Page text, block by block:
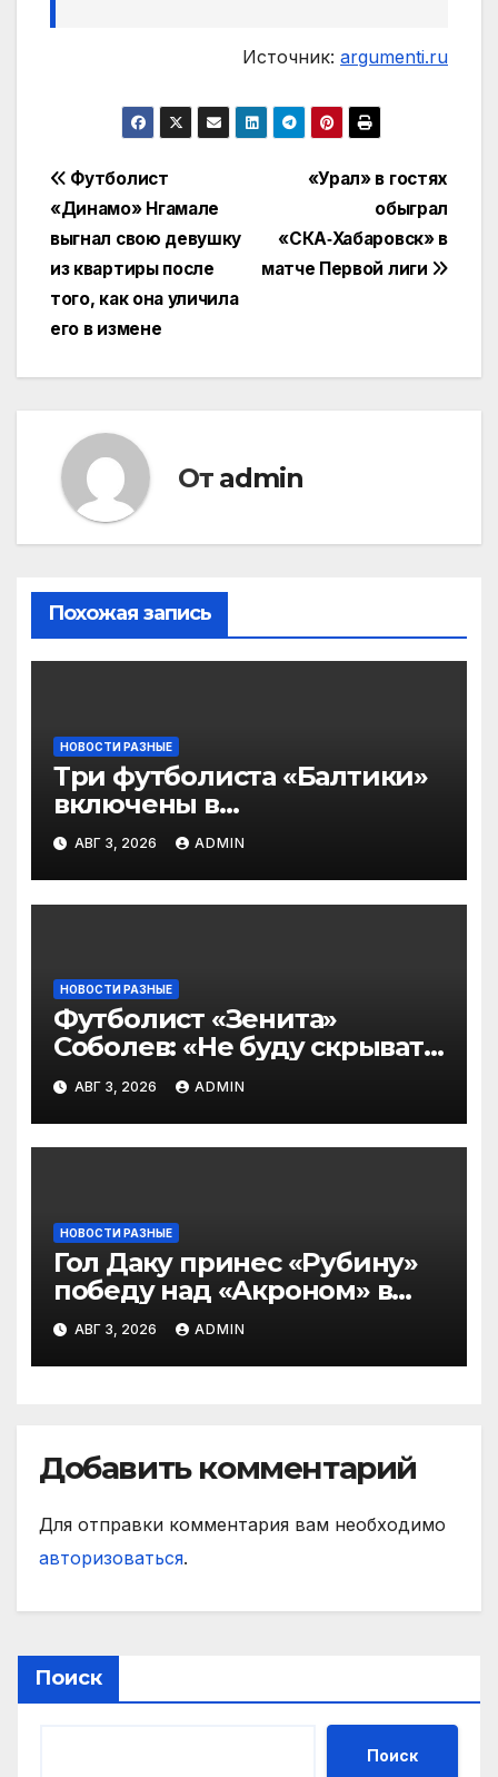
Источник: argumenti.ru
Навигация
по
записям
«Урал» в гостях
обыграл
«СКА‑Хабаровск» в
матче Первой лиги
Футболист
«Динамо» Нгамале
выгнал свою девушку
из квартиры после
того, как она уличила
его в измене
От admin
Похожая запись
НОВОСТИ РАЗНЫЕ
Три футболиста «Балтики»
включены в
символическую сборную
2‑го тура РПЛ по версии
подписчиков МАТЧ
ПРЕМЬЕР
АВГ 3, 2026 ADMIN
НОВОСТИ РАЗНЫЕ
Футболист «Зенита»
Соболев: «Не буду скрывать
— в Оренбурге всегда
тяжело играть»
АВГ 3, 2026 ADMIN
НОВОСТИ РАЗНЫЕ
Гол Даку принес «Рубину»
победу над «Акроном» в
матче РПЛ
АВГ 3, 2026 ADMIN
Добавить комментарий
Для отправки комментария вам необходимо
авторизоваться.
Поиск
Поиск